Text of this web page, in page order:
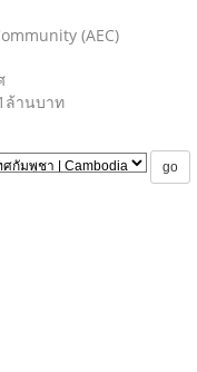
(AEC)
ล้านบาท